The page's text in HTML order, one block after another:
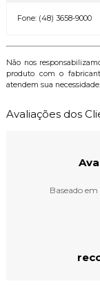
Fone: (48) 3658-9000
Não nos
produto com o
atendem sua necessidade.
Avaliações dos
Baseado em